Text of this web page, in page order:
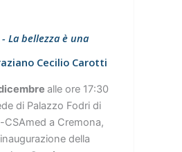
- La bellezza è una
Cecilio Carotti
alle ore 17:30
di Palazzo Fodri di
a Cremona,
della